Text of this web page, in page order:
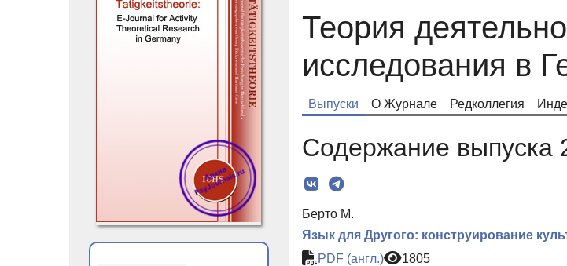
Теория
исследования в
Выпуски О Журнале Редколлегия
Содержание выпуска
Берто М.
Язык для Другого: конструирование
PDF (англ.)
1805